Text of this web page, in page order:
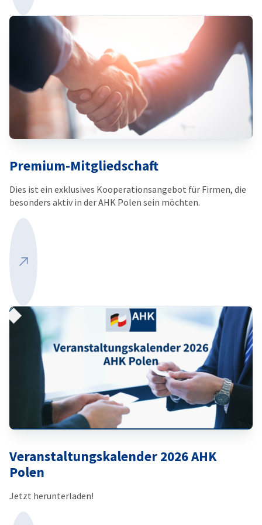
Premium-Mitgliedschaft
Dies ist ein exklusives Kooperationsangebot für Firmen, die
besonders aktiv in der AHK Polen sein möchten.
Mehr ansehen
Veranstaltungskalender 2026 AHK
Polen
Jetzt herunterladen!